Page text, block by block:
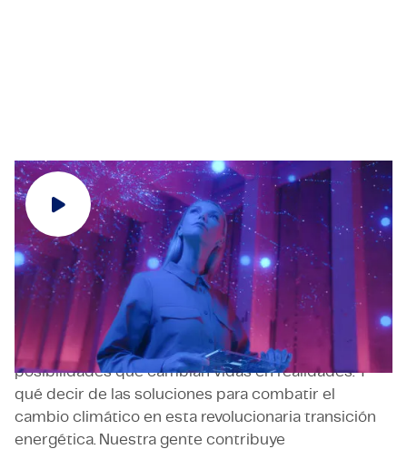
People Drive Technology
Ingenieros, científicos y expertos digitales son la
fuerza impulsora detrás de los desarrollos e
innovaciones que están moldeando nuestro mundo
hoy en día. Pensemos en la inteligencia artificial que
acelera la investigación en campos diversos como
las ciencias de la vida, ayudando a transformar
posibilidades que cambian vidas en realidades. Y
qué decir de las soluciones para combatir el
cambio climático en esta revolucionaria transición
energética. Nuestra gente contribuye